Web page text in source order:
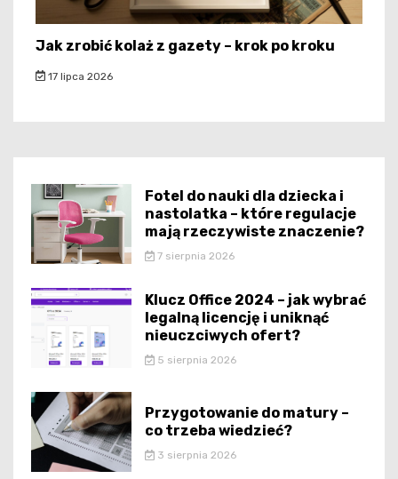
Jak zrobić kolaż z gazety – krok po kroku
17 lipca 2026
Fotel do nauki dla dziecka i
nastolatka – które regulacje
mają rzeczywiste znaczenie?
7 sierpnia 2026
Klucz Office 2024 – jak wybrać
legalną licencję i uniknąć
nieuczciwych ofert?
5 sierpnia 2026
Przygotowanie do matury –
co trzeba wiedzieć?
3 sierpnia 2026